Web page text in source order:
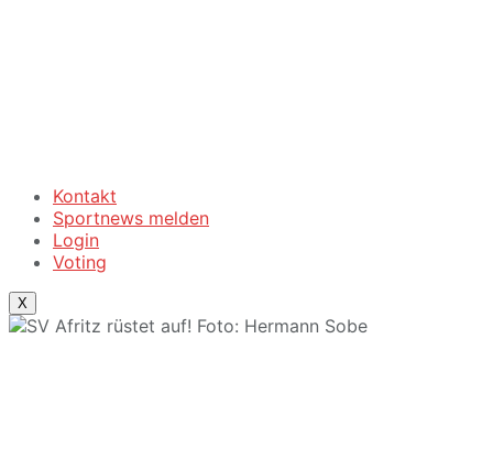
Kontakt
Sportnews melden
Login
Voting
X